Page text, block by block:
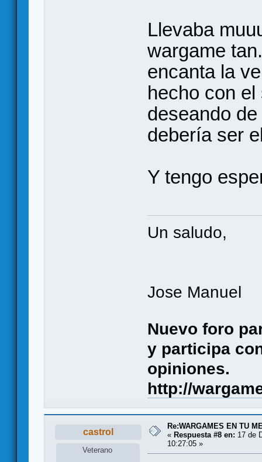
Llevaba
wargame
encanta la
hecho con
deseando
debería ser
Y tengo
Un saludo,
Jose Manuel
Nuevo foro
y participa
opiniones.
http://
castrol
Veterano
Re:WARGAMES EN TU
« Respuesta #8 en: 17 de
10:27:05 »